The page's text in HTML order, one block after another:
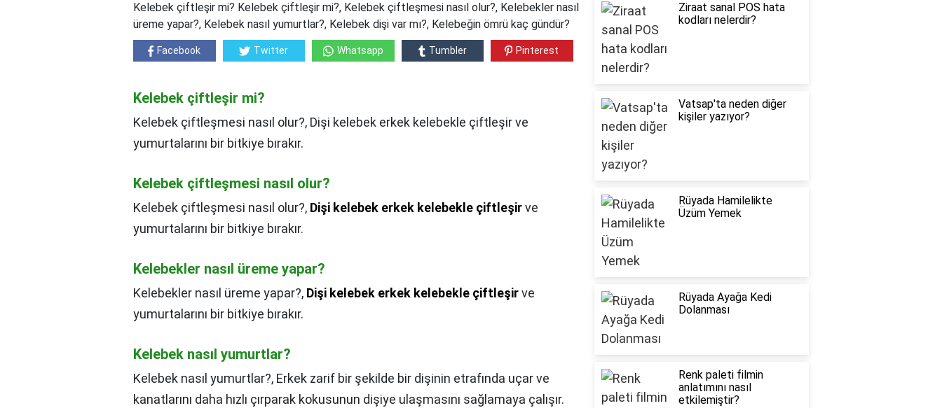
Kelebek çiftleşir mi? Kelebek çiftleşir mi?, Kelebek çiftleşmesi nasıl olur?, Kelebekler nasıl
üreme yapar?, Kelebek nasıl yumurtlar?, Kelebek dişi var mı?, Kelebeğin ömrü kaç gündür?
Facebook Twitter Whatsapp Tumbler Pinterest
Kelebek çiftleşir mi?
Kelebek çiftleşmesi nasıl olur?, Dişi kelebek erkek kelebekle çiftleşir ve
yumurtalarını bir bitkiye bırakır.
Kelebek çiftleşmesi nasıl olur?
Kelebek çiftleşmesi nasıl olur?, Dişi kelebek erkek kelebekle çiftleşirve
yumurtalarını bir bitkiye bırakır.
Kelebekler nasıl üreme yapar?
Kelebekler nasıl üreme yapar?, Dişi kelebek erkek kelebekle çiftleşirve
yumurtalarını bir bitkiye bırakır.
Kelebek nasıl yumurtlar?
Kelebek nasıl yumurtlar?, Erkek zarif bir şekilde bir dişinin etrafında uçar ve
kanatlarını daha hızlı çırparak kokusunun dişiye ulaşmasını sağlamaya çalışır.
Ziraat sanal POS hata
kodları nelerdir?
Vatsap'ta neden diğer
kişiler yazıyor?
Rüyada Hamilelikte
Üzüm Yemek
Rüyada Ayağa Kedi
Dolanması
Renk paleti filmin
anlatımını nasıl
etkilemiştir?